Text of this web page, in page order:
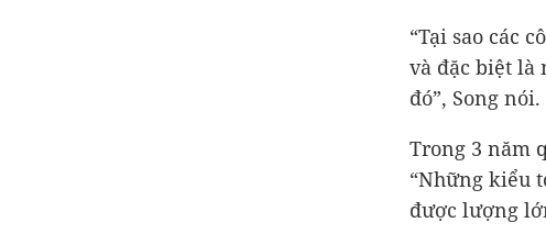
“Tại sao các
và đặc biệt là
đó”, Song nói.
Trong 3 năm
“Những kiểu
được lượng